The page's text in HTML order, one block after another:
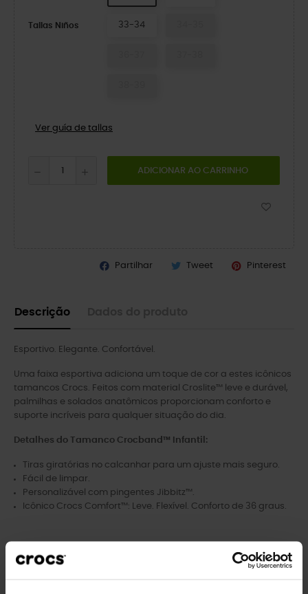
Tallas Niños 33-34
Ver guía de tallas
ADICIONAR AO CARRINHO
Partilhar Tweet Pinterest
Descrição
Esportivo. Elegante. Confortável.
Uma faixa esportiva adiciona um toque de cor a estes icônicos
tamancos Crocs. Feitos com material Croslite™ leve e durável,
palmilhas e solados anatômicos proporcionam conforto e
suporte incríveis para qualquer situação do dia.
Detalhes do Tamanco Crocband™ Infantil:
Tiras giratórias no calcanhar para um ajuste mais seguro.
Fácil de limpar.
Personalizável com pingentes Jibbitz™.
Icônico Crocs Comfort™: Leve. Flexível. Conforto de 36 graus.